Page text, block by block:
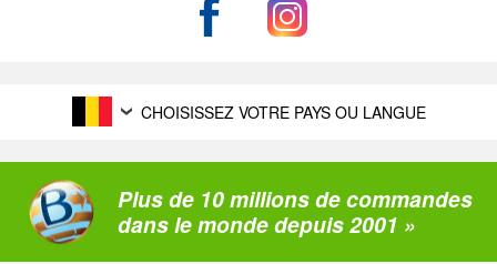
CHOISISSEZ VOTRE PAYS OU LANGUE
Plus de 10 millions de commandes
dans le monde depuis 2001 »